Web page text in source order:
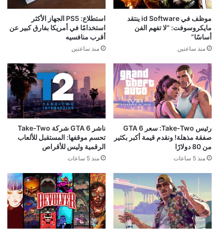
موظف في id Software ينتقد
مايكروسوفت: “لا تفهم الفن
أساسًا”
منذ ساعتين
استطلاع: PS5 الجهاز الأكثر
استخدامًا في أمريكا بفارق كبير عن
أقرب منافسيه
منذ ساعتين
رئيس Take-Two: سعر GTA 6
صفقة مذهلة! ونقدم قيمة أكبر بكثير
من 80 دولارًا
منذ 5 ساعات
ناشر GTA 6 شركة Take-Two
تحسم موقفها: المستقبل للألعاب
الرقمية وليس للأقراص
منذ 5 ساعات